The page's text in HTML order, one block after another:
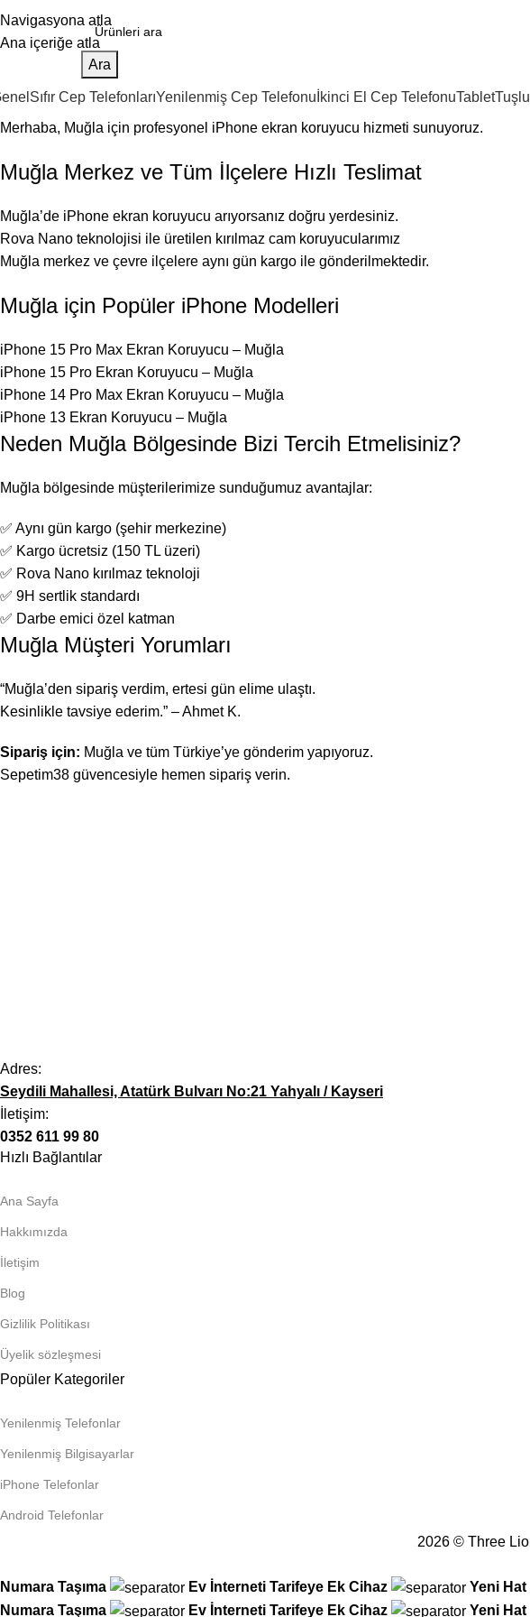
Navigasyona atla
Ana içeriğe atla
Ara
Sıfır Cep TelefonlarıYenilenmiş Cep Telefonu İkinci El Cep TelefonuTablet
Merhaba, Muğla için profesyonel iPhone ekran koruyucu hizmeti sunuyoruz.
Muğla Merkez ve Tüm İlçelere Hızlı Teslimat
Muğla’de iPhone ekran koruyucu arıyorsanız doğru yerdesiniz.
Rova Nano teknolojisi ile üretilen kırılmaz cam koruyucularımız
Muğla merkez ve çevre ilçelere aynı gün kargo ile gönderilmektedir.
Muğla için Popüler iPhone Modelleri
iPhone 15 Pro Max Ekran Koruyucu – Muğla
iPhone 15 Pro Ekran Koruyucu – Muğla
iPhone 14 Pro Max Ekran Koruyucu – Muğla
iPhone 13 Ekran Koruyucu – Muğla
Neden Muğla Bölgesinde Bizi Tercih Etmelisiniz?
Muğla bölgesinde müşterilerimize sunduğumuz avantajlar:
✅ Aynı gün kargo (şehir merkezine)
✅ Kargo ücretsiz (150 TL üzeri)
✅ Rova Nano kırılmaz teknoloji
✅ 9H sertlik standardı
✅ Darbe emici özel katman
Muğla Müşteri Yorumları
“Muğla’den sipariş verdim, ertesi gün elime ulaştı.
Kesinlikle tavsiye ederim.” – Ahmet K.
Sipariş için: Muğla ve tüm Türkiye’ye gönderim yapıyoruz.
Sepetim38 güvencesiyle hemen sipariş verin.
Adres:
Seydili Mahallesi, Atatürk Bulvarı No:21 Yahyalı / Kayseri
İletişim:
0352 611 99 80
Hızlı Bağlantılar
Ana Sayfa
Hakkımızda
İletişim
Blog
Gizlilik Politikası
Üyelik sözleşmesi
Popüler Kategoriler
Yenilenmiş Telefonlar
Yenilenmiş Bilgisayarlar
iPhone Telefonlar
Android Telefonlar
2026 © Three
Numara Taşıma Ev İnterneti Tarifeye Ek Cihaz Yeni Hat
Numara Taşıma
Ev İnterneti Tarifeye Ek Cihaz Yeni Hat